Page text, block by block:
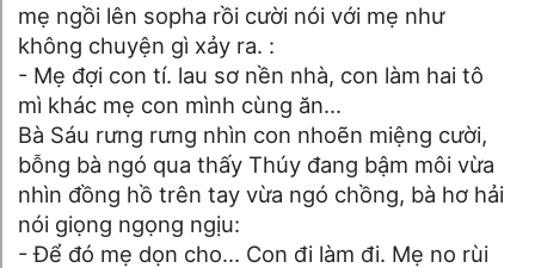
mẹ ngồi lên sopha rồi cười nói với mẹ như
không chuyện gì xảy ra. :
- Mẹ đợi con tí. lau sơ nền nhà, con làm hai tô
mì khác mẹ con mình cùng ăn...
Bà Sáu rưng rưng nhìn con nhoẽn miệng cười,
bỗng bà ngó qua thấy Thúy đang bậm môi vừa
nhìn đồng hồ trên tay vừa ngó chồng, bà hơ hải
nói giọng ngọng ngịu:
- Để đó mẹ dọn cho... Con đi làm đi. Mẹ no rùi